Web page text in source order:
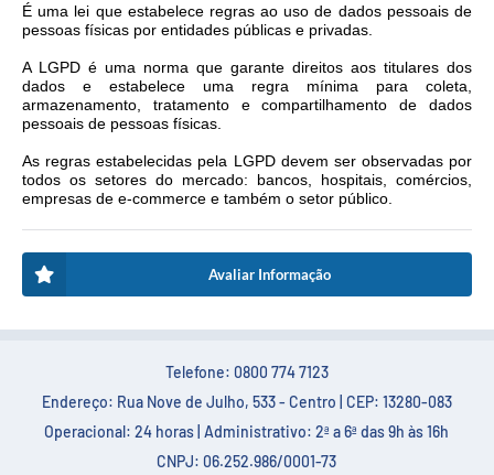
É uma lei que estabelece regras ao uso de dados pessoais de
pessoas físicas por entidades públicas e privadas.
A LGPD é uma norma que garante direitos aos titulares dos
dados e estabelece uma regra mínima para coleta,
armazenamento, tratamento e compartilhamento de dados
pessoais de pessoas físicas.
As regras estabelecidas pela LGPD devem ser observadas por
todos os setores do mercado: bancos, hospitais, comércios,
empresas de e-commerce e também o setor público.
Avaliar Informação
Telefone: 0800 774 7123
Endereço: Rua Nove de Julho, 533 - Centro | CEP: 13280-083
Operacional: 24 horas | Administrativo: 2ª a 6ª das 9h às 16h
CNPJ: 06.252.986/0001-73